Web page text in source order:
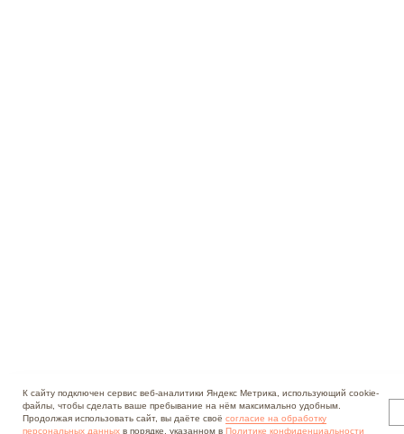
К сайту подключен сервис веб-аналитики Яндекс Метрика, использующий cookie-
файлы, чтобы сделать ваше пребывание на нём максимально удобным.
Продолжая использовать сайт, вы даёте своё согласие на обработку
персональных данных в порядке, указанном в Политике конфиденциальности